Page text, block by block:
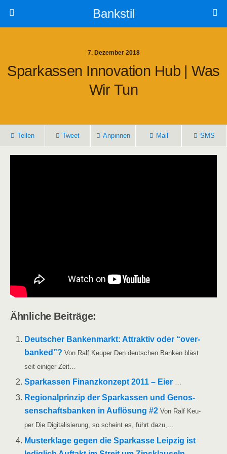
Bankstil
7. Dezember 2018
Spar­kas­sen Inno­va­ti­on Hub | Was
Wir Tun
Tei­len Tweet Anpin­nen Mail SMS
Ähn­li­che Beiträge:
Deut­scher Ban­ken­markt: Attrak­tiv oder “over­
ban­ked”? Von Ralf Keu­per Den deut­schen Ban­ken bläst
seit eini­ger Zeit…
Spar­kas­sen Finanz­kon­zept 2011 – Eier …
Regio­nal­prin­zip der Spar­kas­sen und Genos­
sen­schafts­ban­ken in Auf­lö­sung #2 Von Ralf Keu­
per Die Digi­ta­li­sie­rung, so scheint es, führt dazu,…
Mus­ter­kla­ge gegen die Spar­kas­se Leip­zig ist